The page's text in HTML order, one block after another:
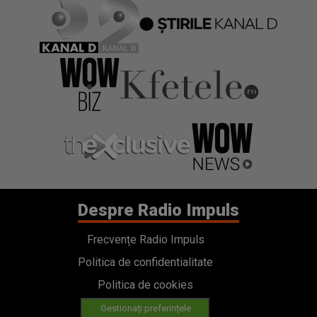
Despre Radio Impuls
Frecvențe Radio Impuls
Politica de confidentialitate
Politica de cookies
Gestionați preferințele